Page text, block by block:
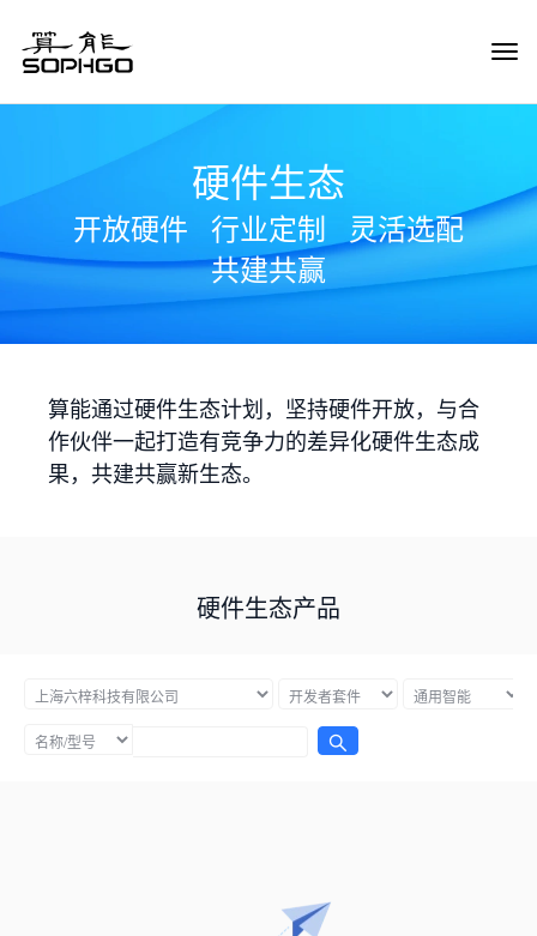
硬件生态
开放硬件 行业定制
灵活选配
共建共赢
算能通过硬件生态计划，坚持硬件开放，与合
作伙伴一起打造有竞争力的差异化硬件生态成
果，共建共赢新生态。
硬件生态产品